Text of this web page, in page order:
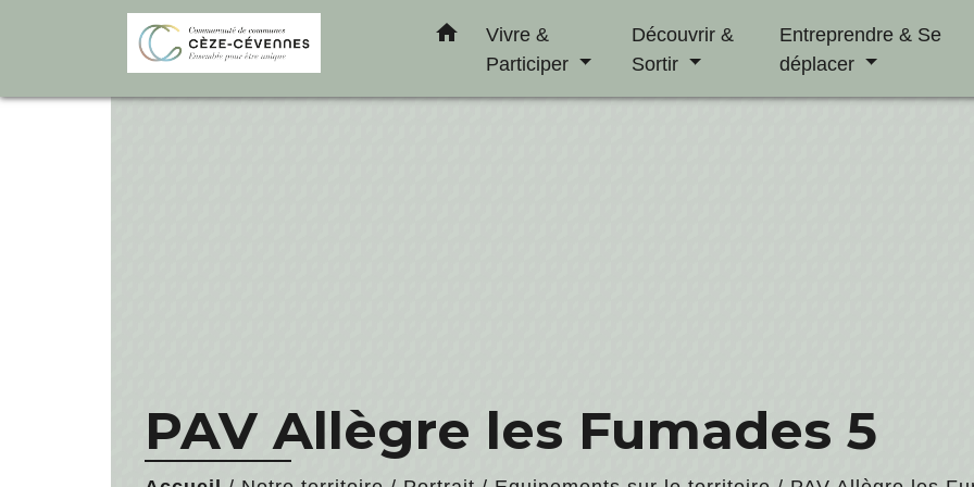
home
Vivre &
Participer
Découvrir &
Sortir
Entreprendre & Se
déplacer
PAV Allègre les Fumades 5